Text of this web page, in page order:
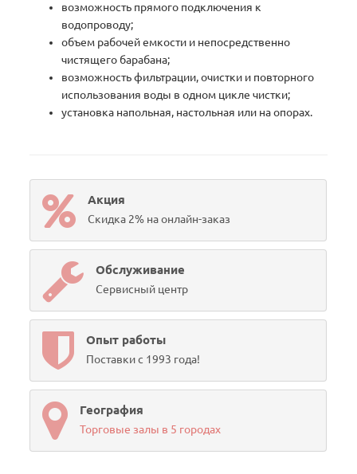
возможность прямого подключения к
водопроводу;
объем рабочей емкости и непосредственно
чистящего барабана;
возможность фильтрации, очистки и повторного
использования воды в одном цикле чистки;
установка напольная, настольная или на опорах.
Акция
Скидка 2% на онлайн-заказ
Обслуживание
Сервисный центр
Опыт работы
Поставки с 1993 года!
География
Торговые залы в 5 городах